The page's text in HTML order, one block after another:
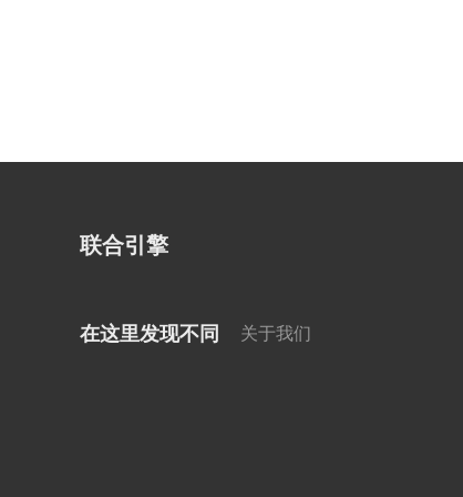
联合引擎
在这里发现不同 关于我们